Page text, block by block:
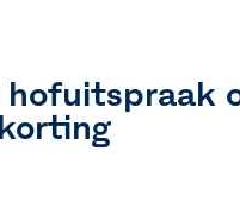
hofuitspraak